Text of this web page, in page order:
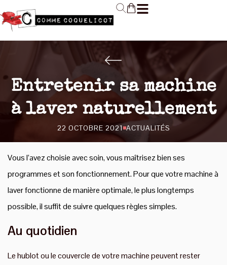
Entretenir sa machine
à laver naturellement
22 OCTOBRE 2021 ACTUALITÉS
Vous l’avez choisie avec soin, vous maîtrisez bien ses
programmes et son fonctionnement. Pour que votre machine à
laver fonctionne de manière optimale, le plus longtemps
possible, il suffit de suivre quelques règles simples.
Au quotidien
Le hublot ou le couvercle de votre machine peuvent rester